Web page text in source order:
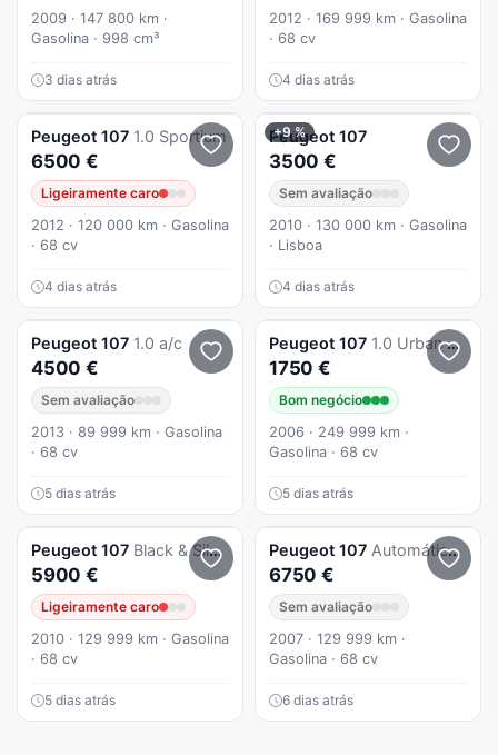
2009 · 147 800 km ·
Gasolina · 998 cm³
3 dias atrás
2012 · 169 999 km · Gasolina
· 68 cv
4 dias atrás
Peugeot 107 1.0 Sportium
6500 €
Ligeiramente caro
2012 · 120 000 km · Gasolina
· 68 cv
4 dias atrás
+9 %
Peugeot 107
3500 €
Sem avaliação
2010 · 130 000 km · Gasolina
· Lisboa
4 dias atrás
Peugeot 107 1.0 a/c
4500 €
Sem avaliação
2013 · 89 999 km · Gasolina
· 68 cv
5 dias atrás
Peugeot 107 1.0 Urban 68cv
1750 €
Bom negócio
2006 · 249 999 km ·
Gasolina · 68 cv
5 dias atrás
Peugeot 107 Black & Silver
5900 €
Ligeiramente caro
2010 · 129 999 km · Gasolina
· 68 cv
5 dias atrás
Peugeot 107 Automático Nacional125 mil kmC/ Histórico
6750 €
Sem avaliação
2007 · 129 999 km ·
Gasolina · 68 cv
6 dias atrás